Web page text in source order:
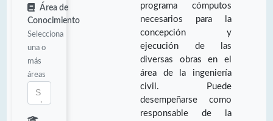
Área de
Conocimiento
Selecciona
una o
más
áreas
programa cómputos
necesarios para la
concepción y
ejecución de las
diversas obras en el
área de la ingeniería
civil. Puede
desempeñarse como
responsable de la